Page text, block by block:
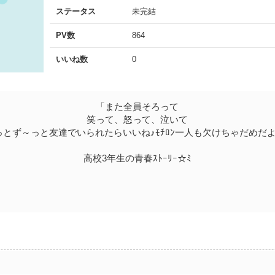
ステータス 未完結
PV数 864
いいね数 0
「また全員そろって
笑って、怒って、泣いて
とず～っと友達でいられたらいいね♪ﾓﾁﾛﾝ一人も欠けちゃだめだ
高校3年生の青春ｽﾄｰﾘｰ☆ﾐ